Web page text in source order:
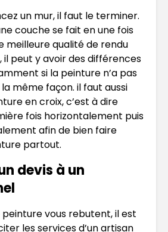
un mur, il faut le terminer.
couche se fait en une fois
meilleure qualité de rendu
il peut y avoir des différences
si la peinture n’a pas
même façon. il faut aussi
en croix, c’est à dire
fois horizontalement puis
afin de bien faire
partout.
devis à un
peinture vous rebutent, il est
les services d’un artisan